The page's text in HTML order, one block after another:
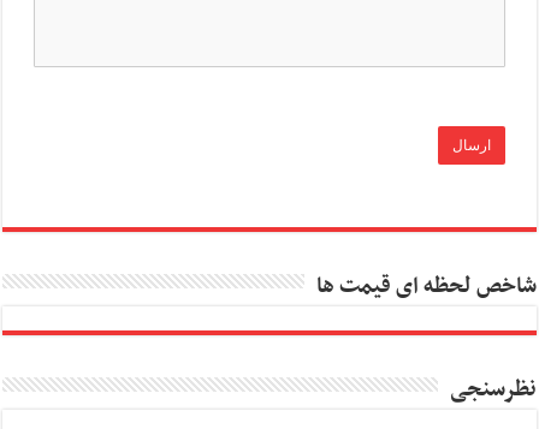
شاخص لحظه ای قیمت ها
نظرسنجی